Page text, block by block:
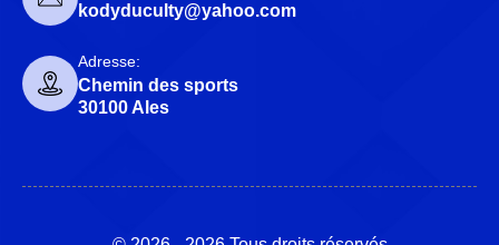
kodyduculty@yahoo.com
Adresse:
Chemin des sports
30100 Ales